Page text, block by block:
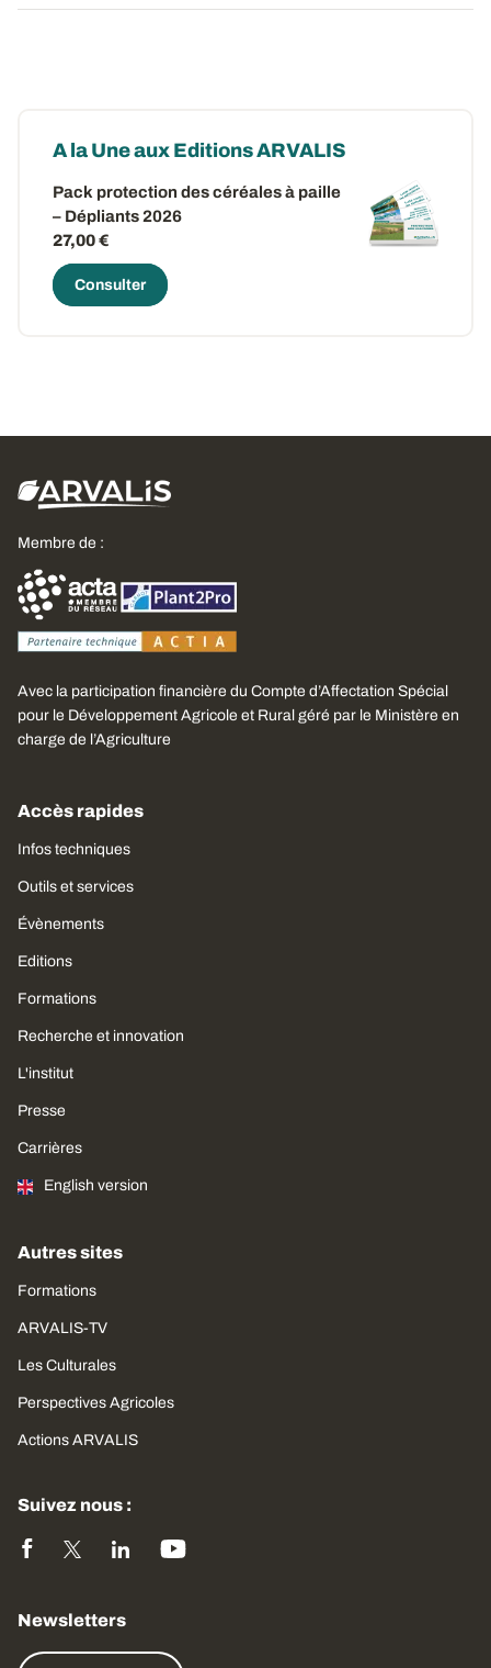
A la Une aux Editions ARVALIS
Pack protection des céréales à paille
– Dépliants 2026
27,00 €
Consulter
Membre de :
Avec la participation financière du Compte d’Affectation Spécial
pour le Développement Agricole et Rural géré par le Ministère en
charge de l’Agriculture
Accès rapides
Infos techniques
Outils et services
Évènements
Editions
Formations
Recherche et innovation
L'institut
Presse
Carrières
English version
Autres sites
Formations
ARVALIS-TV
Les Culturales
Perspectives Agricoles
Actions ARVALIS
Suivez nous :
Newsletters